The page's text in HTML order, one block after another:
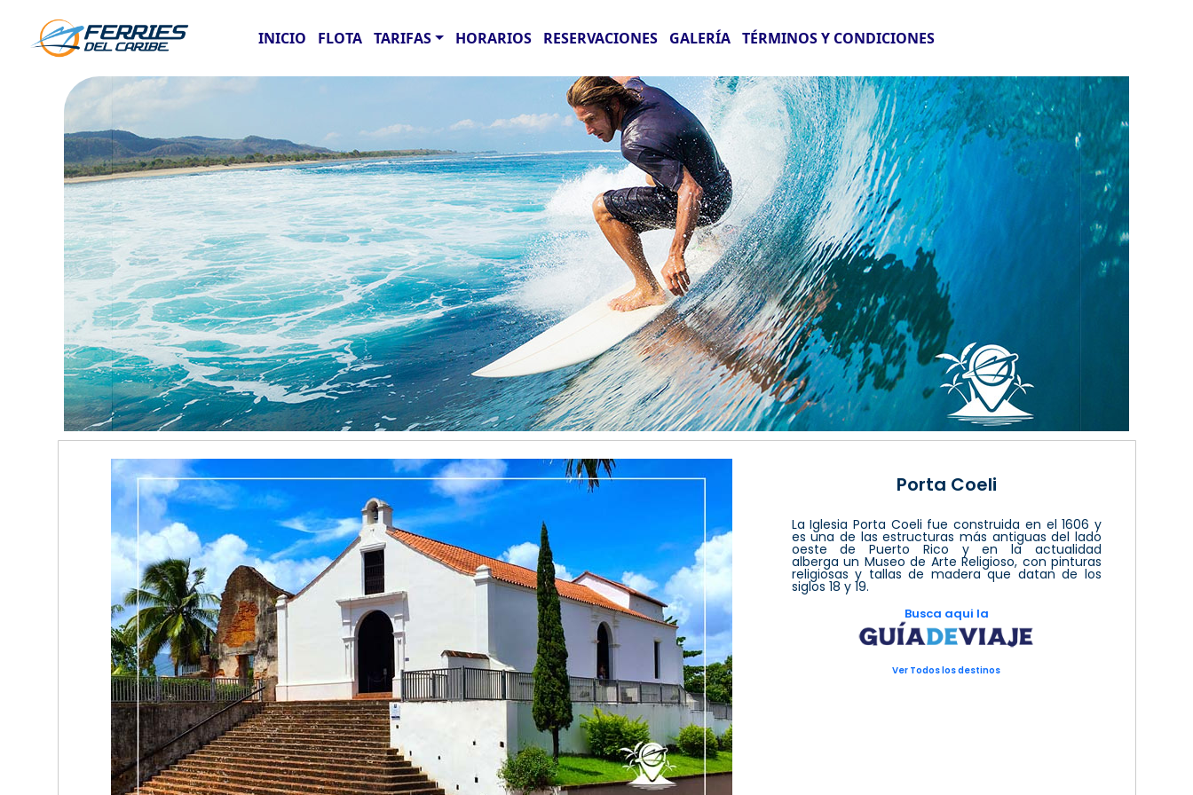
INICIO FLOTA TARIFAS HORARIOS RESERVACIONES GALERÍA TÉRMINOS Y CONDICIONES
Porta Coeli
La Iglesia Porta Coeli fue construida en el 1606 y
es una de las estructuras más antiguas del lado
oeste de Puerto Rico y en la actualidad
alberga un Museo de Arte Religioso, con pinturas
religiosas y tallas de madera que datan de los
siglos 18 y 19.
Busca aqui la
Ver Todos los destinos